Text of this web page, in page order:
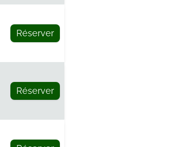
Réserver
Réserver